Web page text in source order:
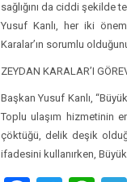
sağlığını da ciddi şekilde
Yusuf Kanlı, her iki
Karalar’ın sorumlu
ZEYDAN KARALAR’I
Başkan Yusuf Kanlı,
Toplu ulaşım hizmetinin
çöktüğü, delik deşik
ifadesini kullanırken,